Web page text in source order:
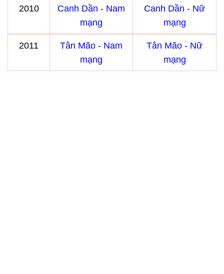
2010
Canh Dần - Nam
mạng
Canh Dần - Nữ
mạng
2011
Tân Mão - Nam
mạng
Tân Mão - Nữ
mạng